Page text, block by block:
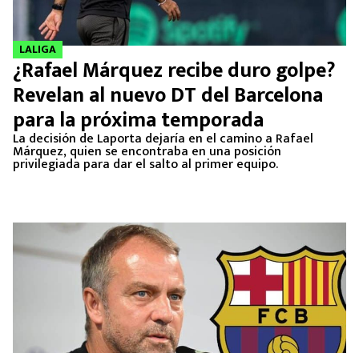
LALIGA
¿Rafael Márquez recibe duro golpe?
Revelan al nuevo DT del Barcelona
para la próxima temporada
La decisión de Laporta dejaría en el camino a Rafael
Márquez, quien se encontraba en una posición
privilegiada para dar el salto al primer equipo.